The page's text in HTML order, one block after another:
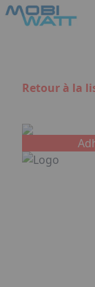
Aller au contenu
Retour à la
Panneau de